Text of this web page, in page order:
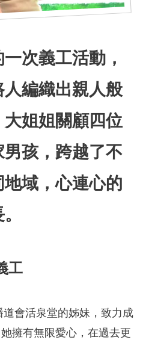
次義工活動，
編織出親人般
姐姐關顧四位
孩，跨越了不
域，心連心的
工
會活泉堂的姊妹，致力成
擁有無限愛心，在過去更